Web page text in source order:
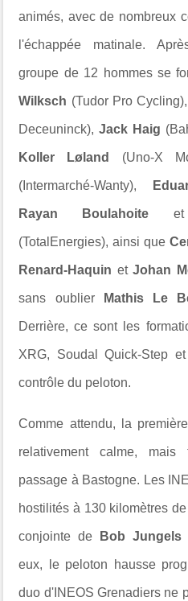
animés, avec de nombreux
l'échappée matinale.
groupe de 12 hommes se
Wilksch (Tudor Pro
Deceuninck),Jack Haig
Koller Løland (Uno-X
(Intermarché-Wanty),
Rayan Boulahoite
(TotalEnergies), ainsi que
Renard-Haquin etJohan
sans oublier Mathis Le
Derrière, ce sont les
XRG, Soudal Quick-Step
contrôle du peloton.
Comme attendu, la
relativement calme,
passage à Bastogne. Les
hostilités à 130 kilomètres
conjointe de Bob Jungels
eux, le peloton hausse
duo d'INEOS Grenadiers ne